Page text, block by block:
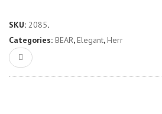
SKU: 2085.
Categories: BEAR,Elegant,Herr